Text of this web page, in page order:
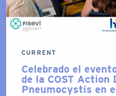
CURRENT
Celebrado el
de la COST Action
Pneumocystis en